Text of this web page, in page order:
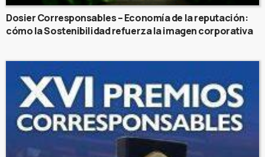
Dosier Corresponsables – Economía de la reputación:
cómo la Sostenibilidad refuerza la imagen corporativa